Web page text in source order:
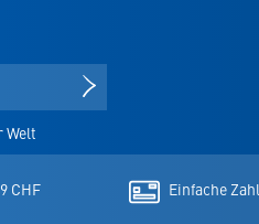
NEWSLETTER ANMELDEN
Welt
CHF Einfache